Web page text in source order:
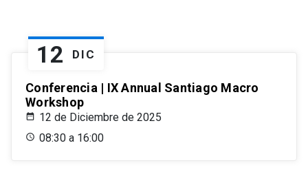
12 DIC
Conferencia | IX Annual Santiago Macro
Workshop
12 de Diciembre de 2025
08:30 a 16:00